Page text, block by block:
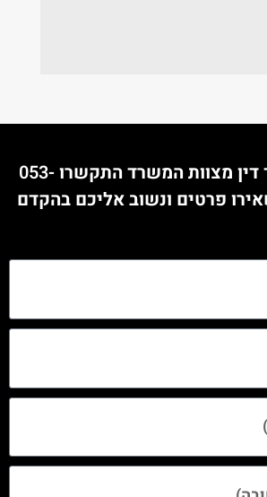
מצוות המשרד התקשרו053-
פרטים ונשוב אליכם בהקדם